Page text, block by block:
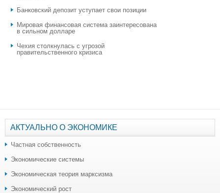
​Банковский депозит уступает свои позиции
Мировая финансовая система заинтересована
в сильном долларе
Чехия столкнулась с угрозой
правительственного кризиса
АКТУАЛЬНО О ЭКОНОМИКЕ
Частная собственность
Экономические системы
Экономическая теория марксизма
Экономический рост